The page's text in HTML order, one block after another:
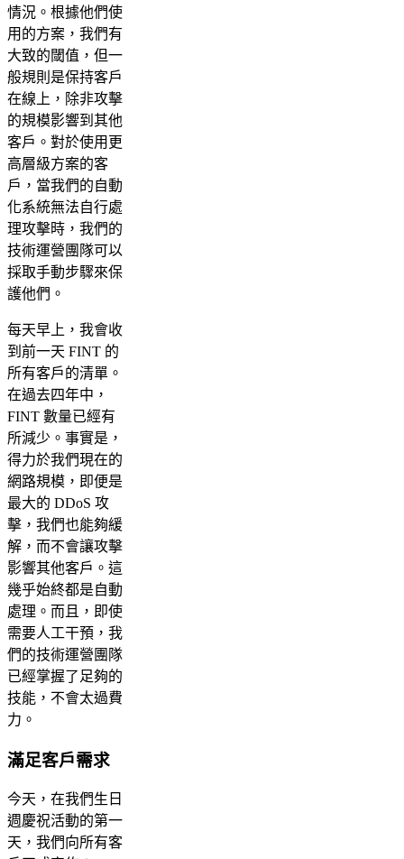
情況。根據他們使
用的方案，我們有
大致的閾值，但一
般規則是保持客戶
在線上，除非攻擊
的規模影響到其他
客戶。對於使用更
高層級方案的客
戶，當我們的自動
化系統無法自行處
理攻擊時，我們的
技術運營團隊可以
採取手動步驟來保
護他們。
每天早上，我會收
到前一天 FINT 的
所有客戶的清單。
在過去四年中，
FINT 數量已經有
所減少。事實是，
得力於我們現在的
網路規模，即便是
最大的 DDoS 攻
擊，我們也能夠緩
解，而不會讓攻擊
影響其他客戶。這
幾乎始終都是自動
處理。而且，即使
需要人工干預，我
們的技術運營團隊
已經掌握了足夠的
技能，不會太過費
力。
滿足客戶需求
今天，在我們生日
週慶祝活動的第一
天，我們向所有客